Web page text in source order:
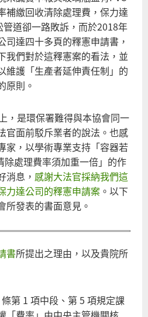
補繳回收清除處理費，保力達
道卻一路敗訴，而於2018年
司達四十多頁的釋憲申請書，
我們對於這釋憲案的看法，並
維護「生產者延伸責任制」的
原則。
，是環保署難得與本協會同一
官面前駁斥業者的說法。也感
家，以學術專業支持「容器若
除處理費率須加重一倍」的作
消息， 感謝大法官採納我們這
力達公司的釋憲申請案 。以下
所發表的書面意見。
書所提出之理由，以及貴院所
第 1 項中段、第 5 項規定課